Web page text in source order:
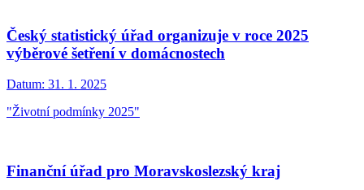
Český statistický úřad organizuje v roce 2025
výběrové šetření v domácnostech
Datum: 31. 1. 2025
"Životní podmínky 2025"
Finanční úřad pro Moravskoslezský kraj